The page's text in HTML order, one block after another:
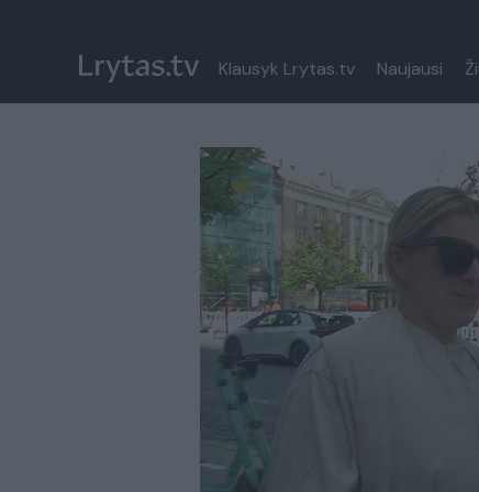
Klausyk Lrytas.tv Naujausi
Paremkite Ukrainą